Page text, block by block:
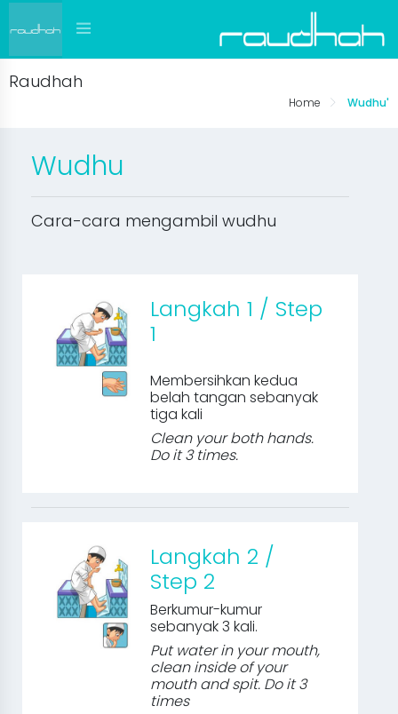
Raudhah
Home Wudhu'
Wudhu
Cara-cara mengambil wudhu
Langkah 1 / Step
1
Membersihkan kedua
belah tangan sebanyak
tiga kali
Clean your both hands.
Do it 3 times.
Langkah 2 /
Step 2
Berkumur-kumur
sebanyak 3 kali.
Put water in your mouth,
clean inside of your
mouth and spit. Do it 3
times